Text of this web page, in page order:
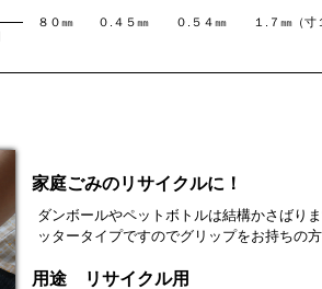
８０㎜
０.４５㎜ ０.５４㎜ １.７㎜（寸
家庭ごみのリサイクルに！
ダンボールやペットボトルは結構かさばり
ッタータイプですのでグリップをお持ちの
用途 リサイクル用